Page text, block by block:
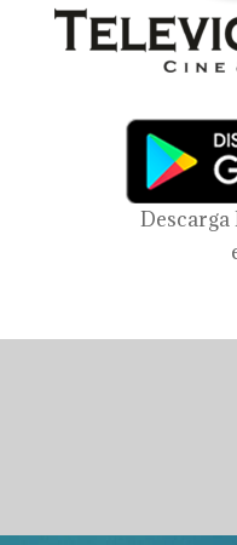
Descarga